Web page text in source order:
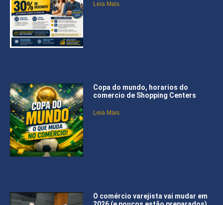
Leia Mais
Copa do mundo, horarios do
comercio de Shopping Centers
Leia Mais
O comércio varejista vai mudar em